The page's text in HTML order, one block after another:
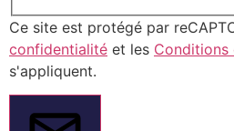
Ce site est protégé par
confidentialité et les
s'appliquent.